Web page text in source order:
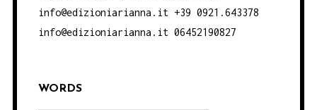
info@edizioniarianna.it +39 0921.643378
info@edizioniarianna.it 06452190827
WORDS